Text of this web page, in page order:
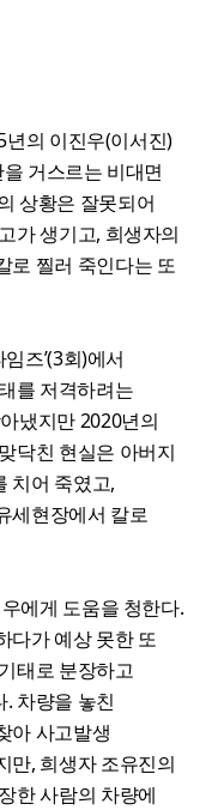
년의 이진우(이서진)
거스르는 비대면
상황은 잘못되어
가 생기고, 희생자의
로 찔러 죽인다는 또
즈’(3회)에서
를 저격하려는
냈지만 2020년의
닥친 현실은 아버지
치어 죽였고,
세현장에서 칼로
에게 도움을 청한다.
다가 예상 못한 또
태로 분장하고
차량을 놓친
아 사고발생
만, 희생자 조유진의
한 사람의 차량에